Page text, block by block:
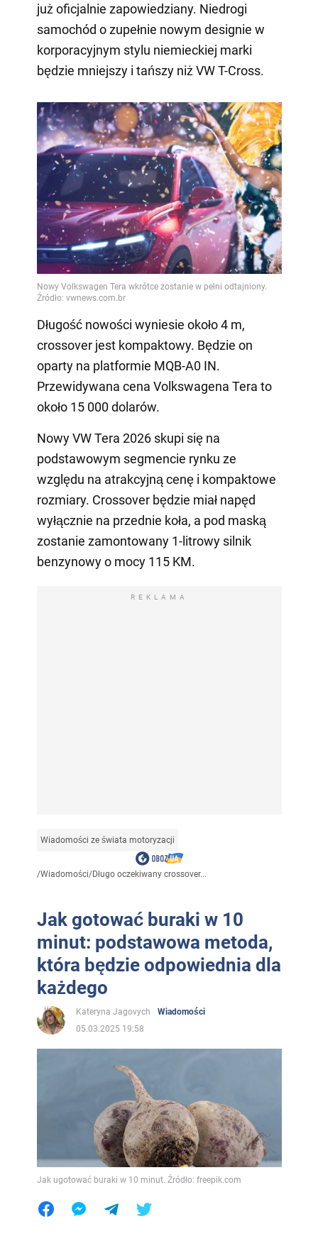
już oficjalnie zapowiedziany. Niedrogi
samochód o zupełnie nowym designie w
korporacyjnym stylu niemieckiej marki
będzie mniejszy i tańszy niż VW T-Cross.
Długość nowości wyniesie około 4 m,
crossover jest kompaktowy. Będzie on
oparty na platformie MQB-A0 IN.
Przewidywana cena Volkswagena Tera to
około 15 000 dolarów.
Nowy VW Tera 2026 skupi się na
podstawowym segmencie rynku ze
względu na atrakcyjną cenę i kompaktowe
rozmiary. Crossover będzie miał napęd
wyłącznie na przednie koła, a pod maską
zostanie zamontowany 1-litrowy silnik
benzynowy o mocy 115 KM.
REKLAMA
Wiadomości ze świata motoryzacji
/Wiadomości/Długo oczekiwany crossover...
Jak gotować buraki w 10
minut: podstawowa metoda,
która będzie odpowiednia dla
każdego
Kateryna Jagovych
Wiadomości
05.03.2025 19:58
Jak ugotować buraki w 10 minut. Źródło: freepik.com